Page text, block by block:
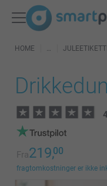
HOME
Fra219,00
fragtomkostninger er ikke